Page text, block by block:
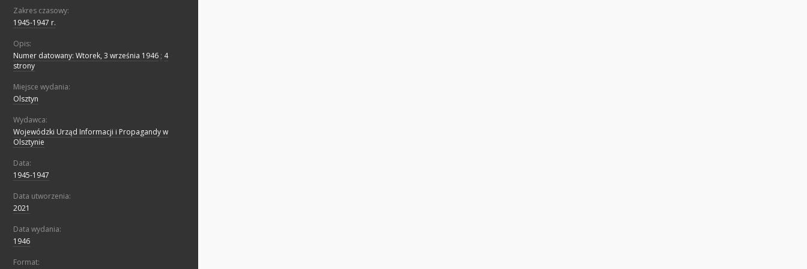
Zakres czasowy:
1945-1947 r.
Opis:
Numer datowany: Wtorek, 3 września 1946 ; 4
strony
Miejsce wydania:
Olsztyn
Wydawca:
Wojewódzki Urząd Informacji i Propagandy w
Olsztynie
Data:
1945-1947
Data utworzenia:
2021
Data wydania:
1946
Format: